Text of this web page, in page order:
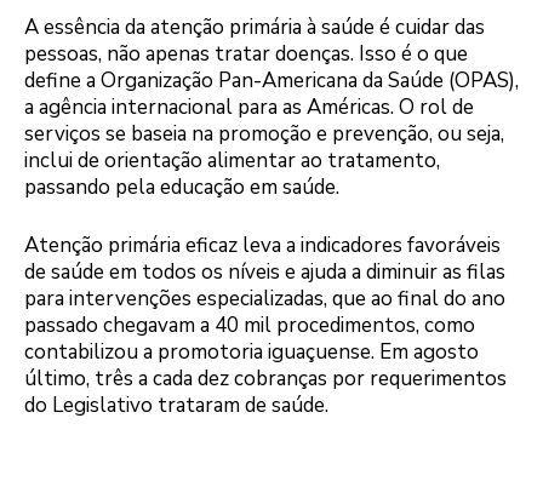
A essência da atenção primária à saúde é cuidar das
pessoas, não apenas tratar doenças. Isso é o que
define a Organização Pan-Americana da Saúde (OPAS),
a agência internacional para as Américas. O rol de
serviços se baseia na promoção e prevenção, ou seja,
inclui de orientação alimentar ao tratamento,
passando pela educação em saúde.
Atenção primária eficaz leva a indicadores favoráveis
de saúde em todos os níveis e ajuda a diminuir as filas
para intervenções especializadas, que ao final do ano
passado chegavam a 40 mil procedimentos, como
contabilizou a promotoria iguaçuense. Em agosto
último, três a cada dez cobranças por requerimentos
do Legislativo trataram de saúde.